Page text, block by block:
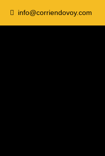
info@corriendovoy.com